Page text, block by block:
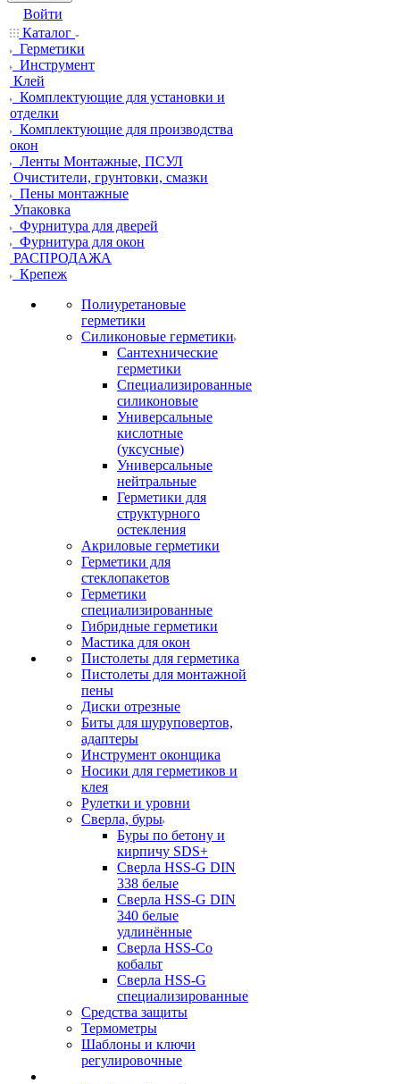
Войти
Каталог
Герметики
Инструмент
Клей
Комплектующие для установки и
отделки
Комплектующие для производства
окон
Ленты Монтажные, ПСУЛ
Очистители, грунтовки, смазки
Пены монтажные
Упаковка
Фурнитура для дверей
Фурнитура для окон
РАСПРОДАЖА
Крепеж
Полиуретановые
герметики
Силиконовые герметики
Сантехнические
герметики
Специализированные
силиконовые
Универсальные
кислотные
(уксусные)
Универсальные
нейтральные
Герметики для
структурного
остекления
Акриловые герметики
Герметики для
стеклопакетов
Герметики
специализированные
Гибридные герметики
Мастика для окон
Пистолеты для герметика
Пистолеты для монтажной
пены
Диски отрезные
Биты для шуруповертов,
адаптеры
Инструмент оконщика
Носики для герметиков и
клея
Рулетки и уровни
Сверла, буры
Буры по бетону и
кирпичу SDS+
Сверла HSS-G DIN
338 белые
Сверла HSS-G DIN
340 белые
удлинённые
Сверла HSS-Co
кобальт
Сверла HSS-G
специализированные
Средства защиты
Термометры
Шаблоны и ключи
регулировочные